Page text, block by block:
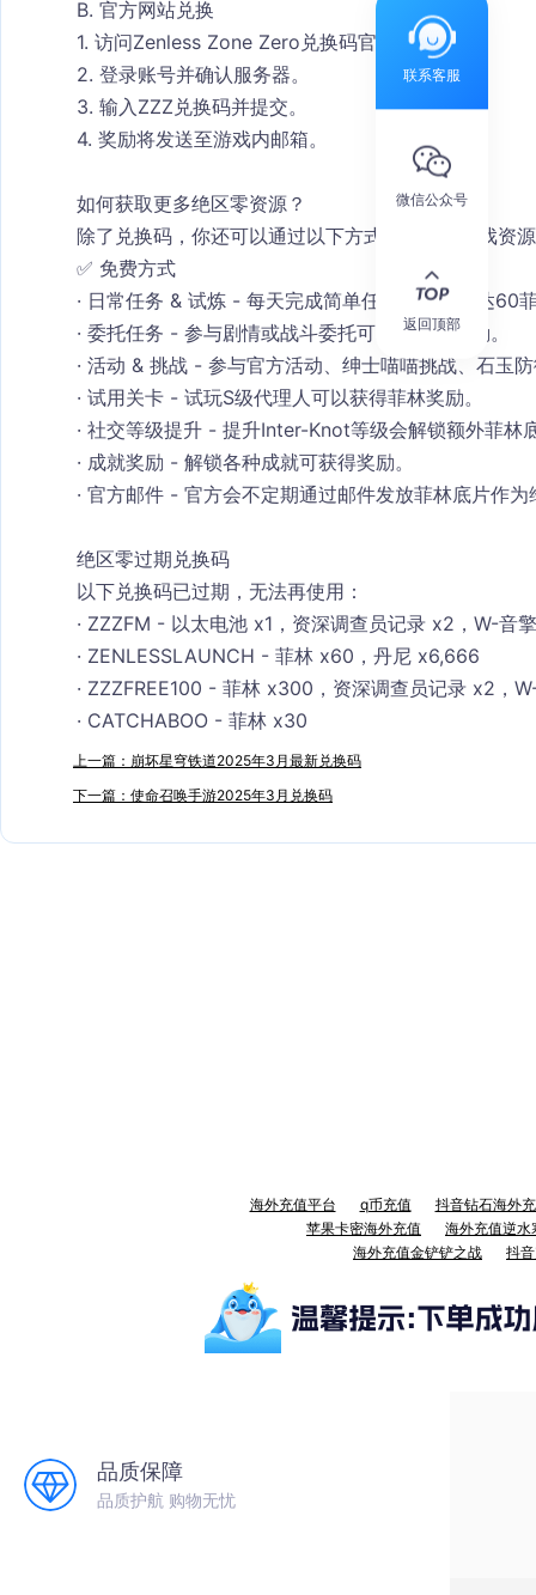
B. 官方网站兑换
1. 访问Zenless Zone Zero兑换码官网。
2. 登录账号并确认服务器。
3. 输入ZZZ兑换码并提交。
4. 奖励将发送至游戏内邮箱。
如何获取更多绝区零资源？
除了兑换码，你还可以通过以下方式获取更多游戏资
✅ 免费方式
· 日常任务 & 试炼 - 每天完成简单任务可获取 高达60
· 委托任务 - 参与剧情或战斗委托可获得额外奖励。
· 活动 & 挑战 - 参与官方活动、绅士喵喵挑战、石玉
· 试用关卡 - 试玩S级代理人可以获得菲林奖励。
· 社交等级提升 - 提升Inter-Knot等级会解锁额外菲林
· 成就奖励 - 解锁各种成就可获得奖励。
· 官方邮件 - 官方会不定期通过邮件发放菲林底片作
绝区零过期兑换码
以下兑换码已过期，无法再使用：
· ZZZFM - 以太电池 x1，资深调查员记录 x2，W-音
· ZENLESSLAUNCH - 菲林 x60，丹尼 x6,666
· ZZZFREE100 - 菲林 x300，资深调查员记录 x2，
· CATCHABOO - 菲林 x30
上一篇：崩坏星穹铁道2025年3月最新兑换码
下一篇：使命召唤手游2025年3月兑换码
海外充值平台 q币充值
抖音钻石海外
苹果卡密海外充值
海外充值逆水
海外充值金铲铲之战
抖
品质保障
品质护航 购物无忧
联系客服
微信公众号
返回顶部